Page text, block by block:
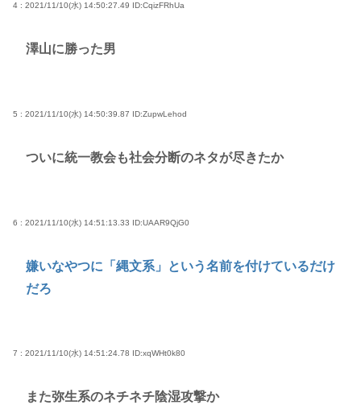
4 : 2021/11/10(水) 14:50:27.49 ID:CqizFRhUa
澤山に勝った男
5 : 2021/11/10(水) 14:50:39.87 ID:ZupwLehod
ついに統一教会も社会分断のネタが尽きたか
6 : 2021/11/10(水) 14:51:13.33 ID:UAAR9QjG0
嫌いなやつに「縄文系」という名前を付けているだけ
だろ
7 : 2021/11/10(水) 14:51:24.78 ID:xqWHt0k80
また弥生系のネチネチ陰湿攻撃か